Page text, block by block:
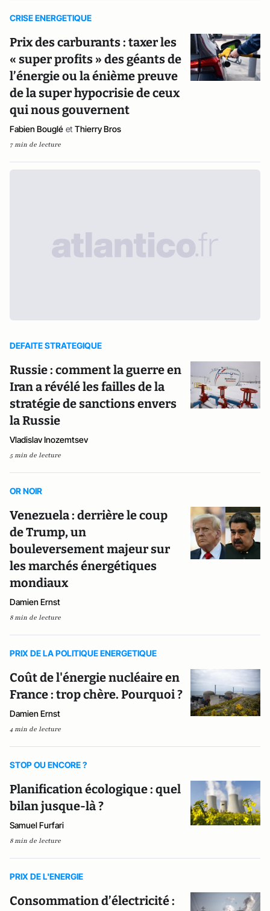
CRISE ENERGETIQUE
Prix des carburants : taxer les
« super profits » des géants de
l’énergie ou la énième preuve
de la super hypocrisie de ceux
qui nous gouvernent
Fabien Bouglé et Thierry Bros
7 min de lecture
DEFAITE STRATEGIQUE
Russie : comment la guerre en
Iran a révélé les failles de la
stratégie de sanctions envers
la Russie
Vladislav Inozemtsev
5 min de lecture
OR NOIR
Venezuela : derrière le coup
de Trump, un
bouleversement majeur sur
les marchés énergétiques
mondiaux
Damien Ernst
8 min de lecture
PRIX DE LA POLITIQUE ENERGETIQUE
Coût de l'énergie nucléaire en
France : trop chère. Pourquoi ?
Damien Ernst
4 min de lecture
STOP OU ENCORE ?
Planification écologique : quel
bilan jusque-là ?
Samuel Furfari
8 min de lecture
PRIX DE L'ENERGIE
Consommation d’électricité :